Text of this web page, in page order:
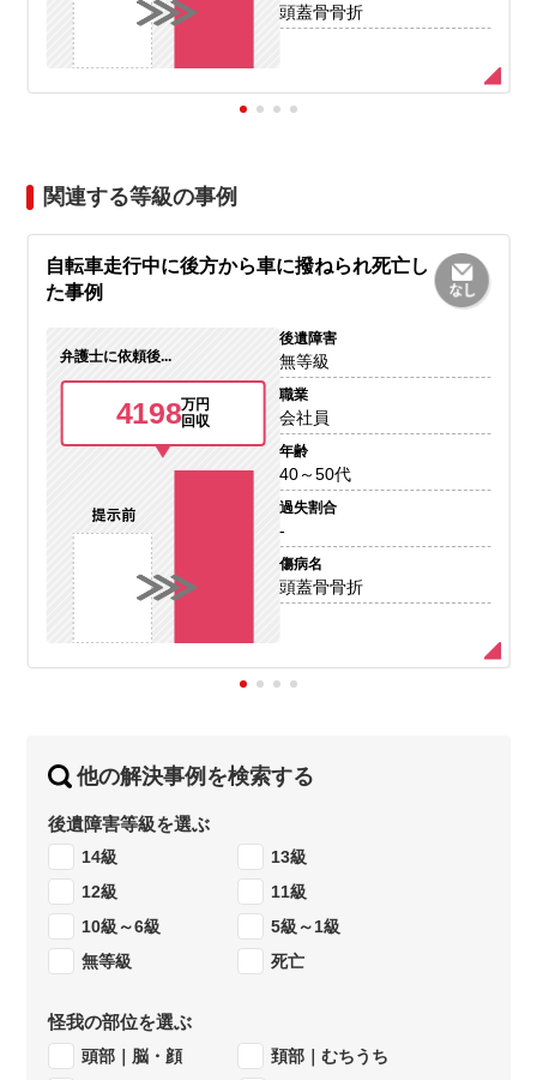
頭蓋骨骨折
関連する等級の事例
自転車走行中に後方から車に撥ねられ死亡し
た事例
弁護士に依頼後...
4198万円
回収
後遺障害
無等級
職業
会社員
年齢
40～50代
過失割合
-
傷病名
頭蓋骨骨折
他の解決事例を検索する
後遺障害等級を選ぶ
14級
13級
12級
11級
10級～6級
5級～1級
無等級
死亡
怪我の部位を選ぶ
頭部｜脳・顔 頚部｜むちうち